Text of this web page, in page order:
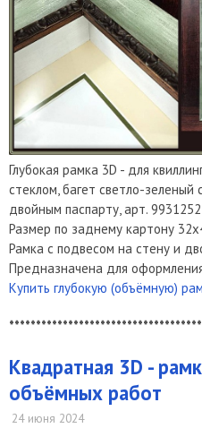
Глубокая рамка 3D - для
стеклом, багет светло-
двойным паспарту, арт.
Размер по заднему картону
Рамка с подвесом на стену и
Предназначена для
Купить глубокую (объёмную)
Квадратная 3D -
объёмных работ
24 июня 2024